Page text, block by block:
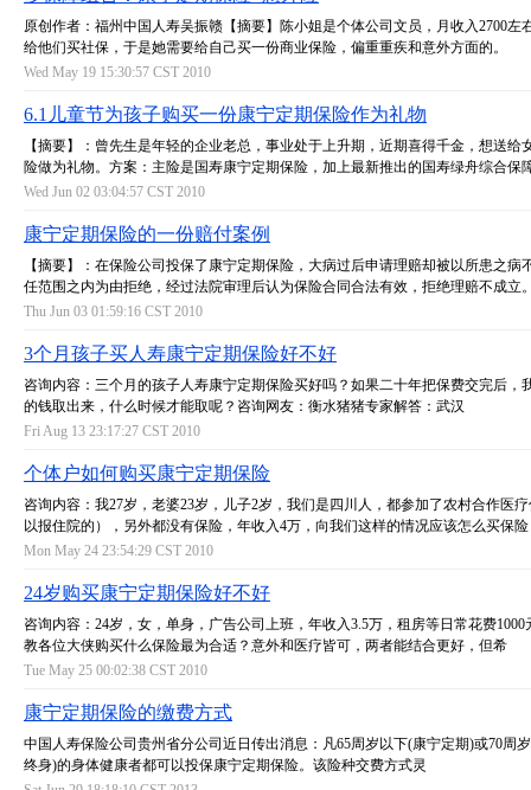
原创作者：福州中国人寿吴振赣【摘要】陈小姐是个体公司文员，月收入2700左
给他们买社保，于是她需要给自己买一份商业保险，偏重重疾和意外方面的。
Wed May 19 15:30:57 CST 2010
6.1儿童节为孩子购买一份康宁定期保险作为礼物
【摘要】：曾先生是年轻的企业老总，事业处于上升期，近期喜得千金，想送给
险做为礼物。方案：主险是国寿康宁定期保险，加上最新推出的国寿绿舟综合保
Wed Jun 02 03:04:57 CST 2010
康宁定期保险的一份赔付案例
【摘要】：在保险公司投保了康宁定期保险，大病过后申请理赔却被以所患之病
任范围之内为由拒绝，经过法院审理后认为保险合同合法有效，拒绝理赔不成立
Thu Jun 03 01:59:16 CST 2010
3个月孩子买人寿康宁定期保险好不好
咨询内容：三个月的孩子人寿康宁定期保险买好吗？如果二十年把保费交完后，
的钱取出来，什么时候才能取呢？咨询网友：衡水猪猪专家解答：武汉
Fri Aug 13 23:17:27 CST 2010
个体户如何购买康宁定期保险
咨询内容：我27岁，老婆23岁，儿子2岁，我们是四川人，都参加了农村合作医
以报住院的），另外都没有保险，年收入4万，向我们这样的情况应该怎么买保险
Mon May 24 23:54:29 CST 2010
24岁购买康宁定期保险好不好
咨询内容：24岁，女，单身，广告公司上班，年收入3.5万，租房等日常花费1000
教各位大侠购买什么保险最为合适？意外和医疗皆可，两者能结合更好，但希
Tue May 25 00:02:38 CST 2010
康宁定期保险的缴费方式
中国人寿保险公司贵州省分公司近日传出消息：凡65周岁以下(康宁定期)或70周
终身)的身体健康者都可以投保康宁定期保险。该险种交费方式灵